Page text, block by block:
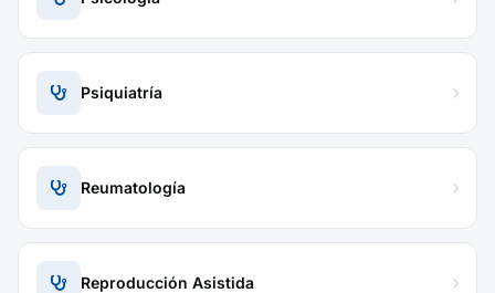
Psiquiatría
Reumatología
Reproducción Asistida